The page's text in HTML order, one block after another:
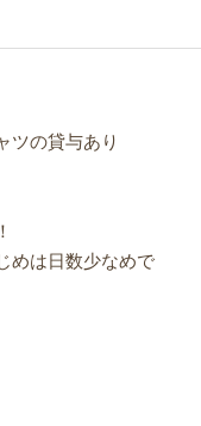
の貸与あり
は日数少なめで